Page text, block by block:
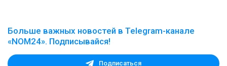
Больше важных новостей в Telegram-канале
«NOM24». Подписывайся!
Подписаться